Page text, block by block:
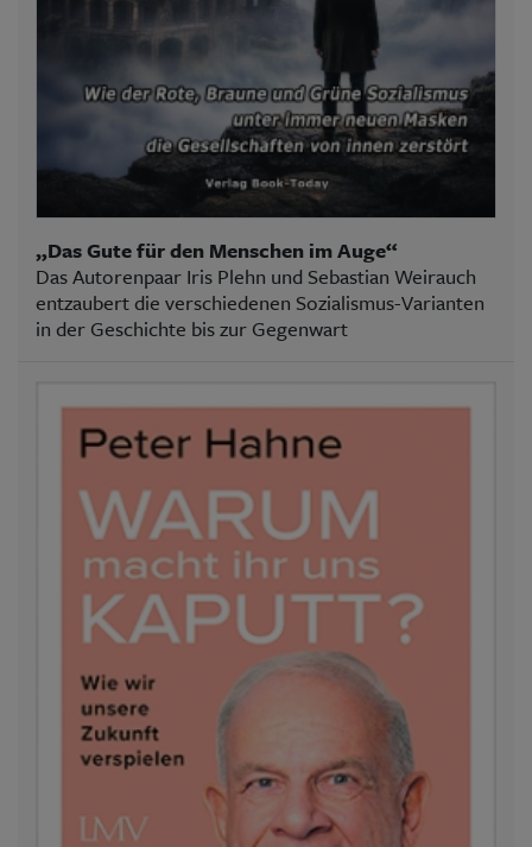
„Das Gute für den Menschen im Auge“
Das Autorenpaar Iris Plehn und Sebastian Weirauch
entzaubert die verschiedenen Sozialismus-Varianten
in der Geschichte bis zur Gegenwart